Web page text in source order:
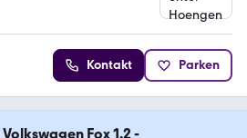
Kontakt Parken
Volkswagen Fox 1.2 -